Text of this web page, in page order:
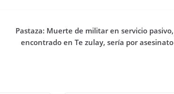
Pastaza: Muerte de militar en servicio pasivo,
encontrado en Te zulay, sería por asesinato